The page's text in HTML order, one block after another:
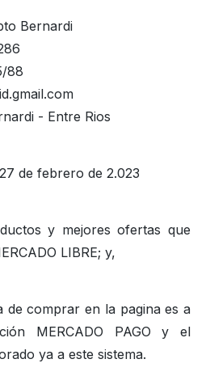
Bernardi
88
- Entre Rios
de febrero de 2.023
y mejores ofertas que
LIBRE; y,
de comprar en la pagina es a
MERCADO PAGO y el
ya a este sistema.